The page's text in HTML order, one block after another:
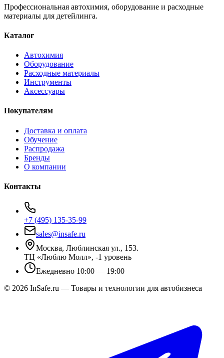
Профессиональная автохимия, оборудование и расходные
материалы для детейлинга.
Каталог
Автохимия
Оборудование
Расходные материалы
Инструменты
Аксессуары
Покупателям
Доставка и оплата
Обучение
Распродажа
Бренды
О компании
Контакты
+7 (495) 135-35-99
sales@insafe.ru
Москва, Люблинская ул., 153.
ТЦ «Люблю Молл», -1 уровень
Ежедневно 10:00 — 19:00
© 2026 InSafe.ru — Товары и технологии для автобизнеса